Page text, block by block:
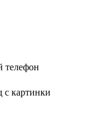
телефон
с картинки